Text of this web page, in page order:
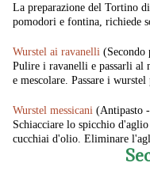
La preparazione del Tortino
pomodori e fontina, richiede
Wurstel ai ravanelli (Secondo
Pulire i ravanelli e passarli al
e mescolare. Passare i
Wurstel messicani (Antipasto
Schiacciare lo spicchio
cucchiai d'olio. Eliminare